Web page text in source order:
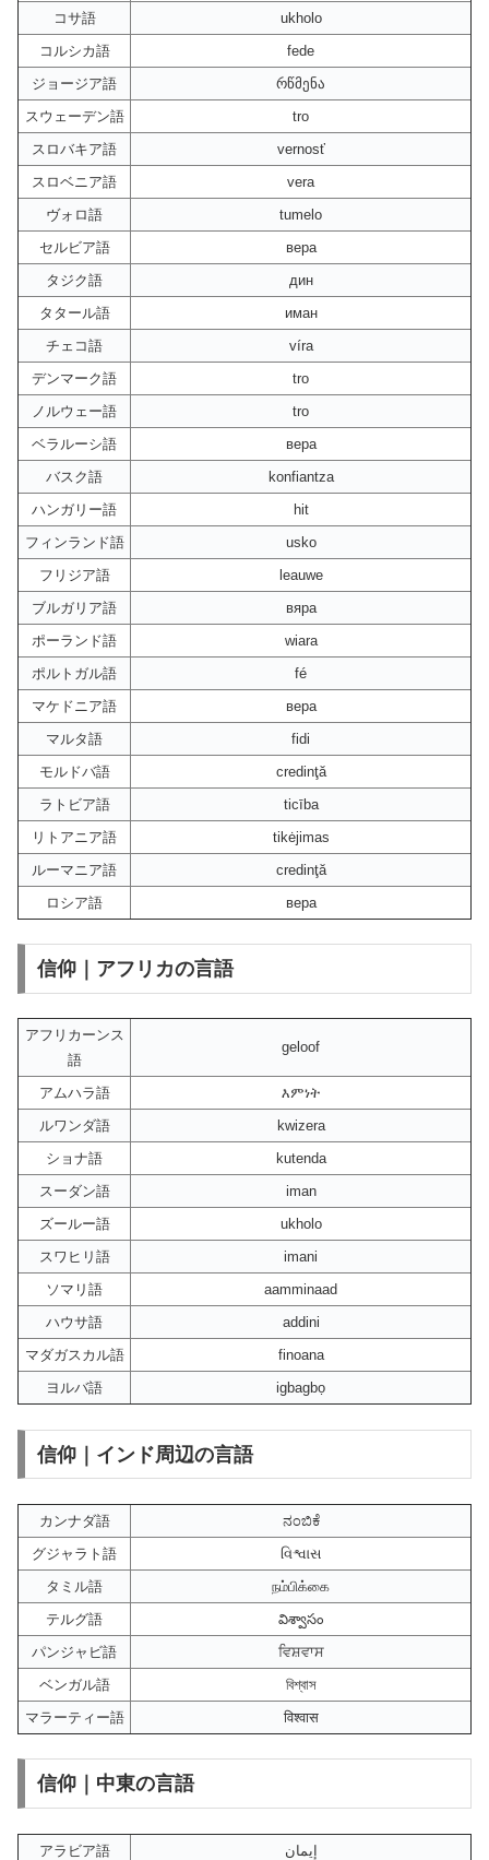
コサ語
ukholo
コルシカ語
fede
ジョージア語
რწმენა
スウェーデン語
tro
スロバキア語
vernosť
スロベニア語
vera
ヴォロ語
tumelo
セルビア語
вера
タジク語
дин
タタール語
иман
チェコ語
víra
デンマーク語
tro
ノルウェー語
tro
ベラルーシ語
вера
バスク語
konfiantza
ハンガリー語
hit
フィンランド語
usko
フリジア語
leauwe
ブルガリア語
вяра
ポーランド語
wiara
ポルトガル語
fé
マケドニア語
вера
マルタ語
fidi
モルドバ語
credinţă
ラトビア語
ticība
リトアニア語
tikėjimas
ルーマニア語
credinţă
ロシア語
вера
信仰｜アフリカの言語
アフリカーンス
語
geloof
アムハラ語
እምነት
ルワンダ語
kwizera
ショナ語
kutenda
スーダン語
iman
ズールー語
ukholo
スワヒリ語
imani
ソマリ語
aamminaad
ハウサ語
addini
マダガスカル語
finoana
ヨルバ語
igbagbọ
信仰｜インド周辺の言語
カンナダ語
ನಂಬಿಕೆ
グジャラト語
વિશ્વાસ
タミル語
நம்பிக்கை
テルグ語
విశ్వాసం
パンジャビ語
ਵਿਸ਼ਵਾਸ
ベンガル語
বিশ্বাস
マラーティー語
विश्वास
信仰｜中東の言語
アラビア語
إيمان